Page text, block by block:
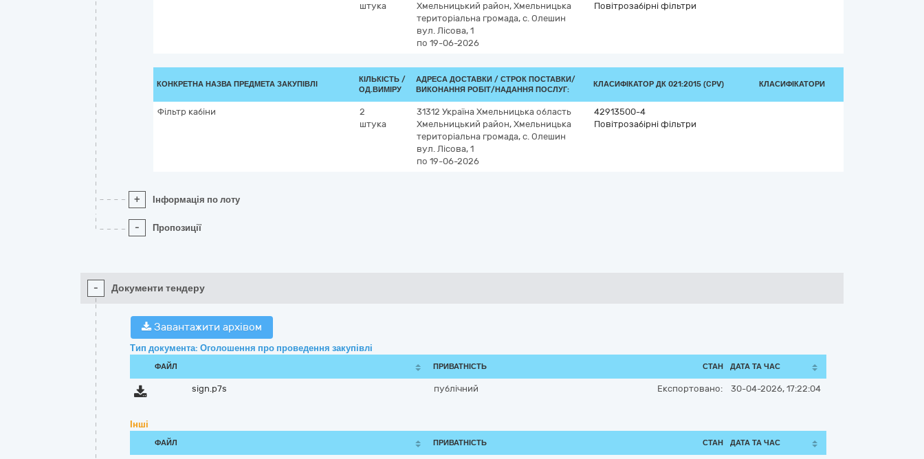
штука
Хмельницький район, Хмельницька
територіальна громада, с. Олешин
вул. Лісова, 1
по 19-06-2026
Повітрозабірні фільтри
КОНКРЕТНА НАЗВА ПРЕДМЕТА ЗАКУПІВЛІ
КІЛЬКІСТЬ /
ОД.ВИМІРУ
АДРЕСА ДОСТАВКИ / СТРОК ПОСТАВКИ/
ВИКОНАННЯ РОБІТ/НАДАННЯ ПОСЛУГ:
КЛАСИФІКАТОР ДК 021:2015 (CPV) КЛАСИФІКАТОРИ
Фільтр кабіни
2
штука
31312 Україна Хмельницька область
Хмельницький район, Хмельницька
територіальна громада, с. Олешин
вул. Лісова, 1
по 19-06-2026
42913500-4
Повітрозабірні фільтри
+ Інформація по лоту
- Пропозиції
- Документи тендеру
Завантажити архівом
Тип документа: Оголошення про проведення закупівлі
ФАЙЛ ПРИВАТНІСТЬ СТАН ДАТА ТА ЧАС
sign.p7s публічний Експортовано: 30-04-2026, 17:22:04
Інші
ФАЙЛ ПРИВАТНІСТЬ СТАН ДАТА ТА ЧАС